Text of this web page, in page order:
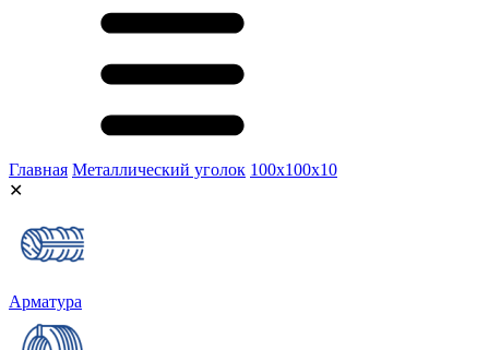
Главная Металлический уголок 100х100х10
✕
Арматура